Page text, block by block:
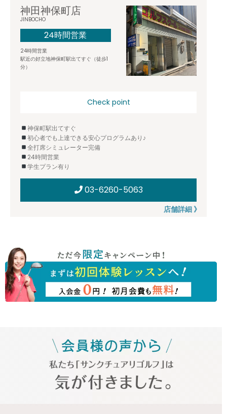
神田神保町店
JINBOCHO
24時間営業
24時間営業
駅近の好立地神保町駅出てすぐ（徒歩1
分）
Check point
神保町駅出てすぐ
初心者でも上達できる安心プログラムあり♪
全打席シミュレーター完備
24時間営業
学生プラン有り
03-6260-5063
店舗詳細 》